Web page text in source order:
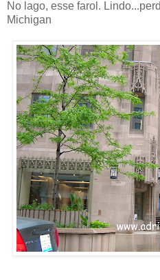
No lago, esse farol.
Michigan